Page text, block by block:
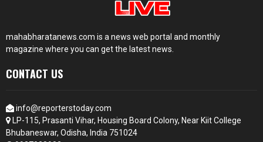
mahabharatanews.com is a news web portal and monthly
magazine where you can get the latest news.
CONTACT US
info@reporterstoday.com
LP-115, Prasanti Vihar, Housing Board Colony, Near Kiit College
Bhubaneswar, Odisha, India 751024